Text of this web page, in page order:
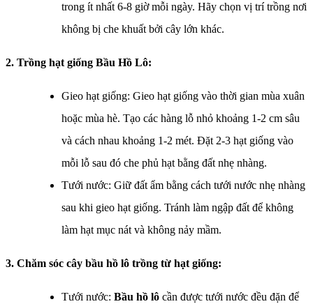
trong ít nhất 6-8 giờ mỗi ngày. Hãy chọn vị trí trồng nơi
không bị che khuất bởi cây lớn khác.
2. Trồng hạt giống Bầu Hồ Lô:
Gieo hạt giống: Gieo hạt giống vào thời gian mùa xuân
hoặc mùa hè. Tạo các hàng lỗ nhỏ khoảng 1-2 cm sâu
và cách nhau khoảng 1-2 mét. Đặt 2-3 hạt giống vào
mỗi lỗ sau đó che phủ hạt bằng đất nhẹ nhàng.
Tưới nước: Giữ đất ẩm bằng cách tưới nước nhẹ nhàng
sau khi gieo hạt giống. Tránh làm ngập đất để không
làm hạt mục nát và không nảy mầm.
3. Chăm sóc cây bầu hồ lô trồng từ hạt giống:
Tưới nước: Bầu hồ lô cần được tưới nước đều đặn để